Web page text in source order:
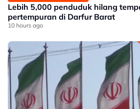
Lebih 5,000 penduduk hilang
pertempuran di Darfur Barat
10 hours ago